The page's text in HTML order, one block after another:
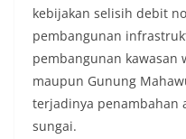
kebijakan selisih debit
pembangunan
pembangunan kawasan
maupun Gunung
terjadinya penambahan
sungai.